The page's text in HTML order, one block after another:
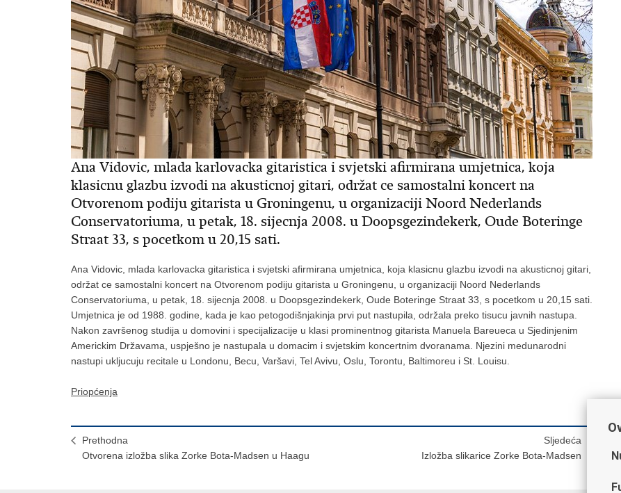
Ana Vidovic, mlada karlovacka gitaristica i svjetski afirmirana umjetnica, koja
klasicnu glazbu izvodi na akusticnoj gitari, održat ce samostalni koncert na
Otvorenom podiju gitarista u Groningenu, u organizaciji Noord Nederlands
Conservatoriuma, u petak, 18. sijecnja 2008. u Doopsgezindekerk, Oude Boteringe
Straat 33, s pocetkom u 20,15 sati.
Ana Vidovic, mlada karlovacka gitaristica i svjetski afirmirana umjetnica, koja klasicnu glazbu izvodi na akusticnoj gitari,
održat ce samostalni koncert na Otvorenom podiju gitarista u Groningenu, u organizaciji Noord Nederlands
Conservatoriuma, u petak, 18. sijecnja 2008. u Doopsgezindekerk, Oude Boteringe Straat 33, s pocetkom u 20,15 sati.
Umjetnica je od 1988. godine, kada je kao petogodišnjakinja prvi put nastupila, održala preko tisucu javnih nastupa.
Nakon završenog studija u domovini i specijalizacije u klasi prominentnog gitarista Manuela Bareueca u Sjedinjenim
Americkim Državama, uspješno je nastupala u domacim i svjetskim koncertnim dvoranama. Njezini medunarodni
nastupi ukljucuju recitale u Londonu, Becu, Varšavi, Tel Avivu, Oslu, Torontu, Baltimoreu i St. Louisu.
Priopćenja
Prethodna
Otvorena izložba slika Zorke Bota-Madsen u Haagu
Sljedeća
Izložba slikarice Zorke Bota-Madsen